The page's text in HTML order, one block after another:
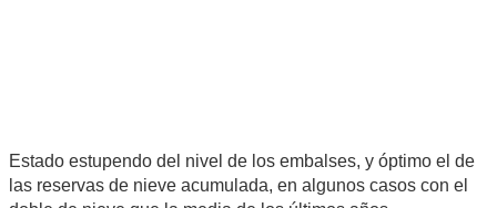
Estado estupendo del nivel de los embalses, y óptimo el de
las reservas de nieve acumulada, en algunos casos con el